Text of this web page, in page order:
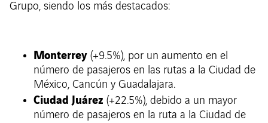
Grupo, siendo los más destacados:
Monterrey (+9.5%), por un aumento en el
número de pasajeros en las rutas a la Ciudad de
México, Cancún y Guadalajara.
Ciudad Juárez (+22.5%), debido a un mayor
número de pasajeros en la ruta a la Ciudad de